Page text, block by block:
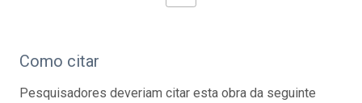
Como citar
Pesquisadores deveriam citar esta obra da seguinte